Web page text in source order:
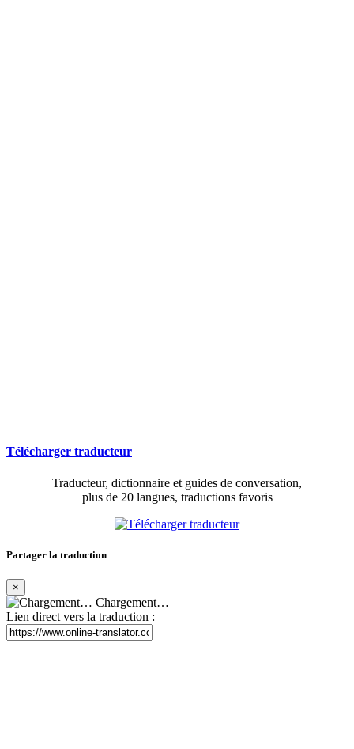
Télécharger traducteur
Traducteur, dictionnaire et guides de conversation,
plus de 20 langues, traductions favoris
Partager la traduction
×
Chargement…
Lien direct vers la traduction :